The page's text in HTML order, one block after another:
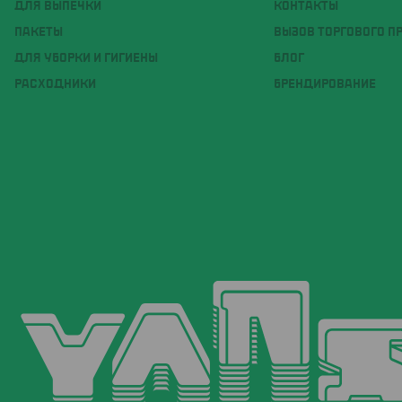
ДЛЯ ВЫПЕЧКИ
ПАКЕТЫ
ДЛЯ УБОРКИ И ГИГИЕНЫ
РАСХОДНИКИ
КОНТАКТЫ
ВЫЗОВ ТОРГОВОГО
БЛОГ
БРЕНДИРОВАНИЕ